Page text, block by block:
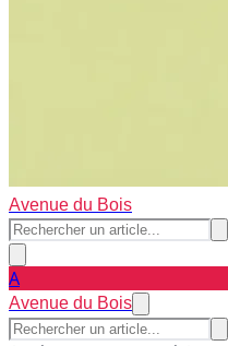
Avenue du Bois
A
Avenue du Bois